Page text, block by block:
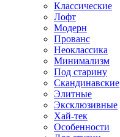
Классические
Лофт
Модерн
Прованс
Неоклассика
Минимализм
Под старину
Скандинавские
Элитные
Эксклюзивные
Хай-тек
Особенности